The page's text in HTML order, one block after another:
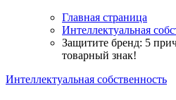
Главная страница
Интеллектуальная
Защитите бренд: 5
товарный знак!
Интеллектуальная собственность